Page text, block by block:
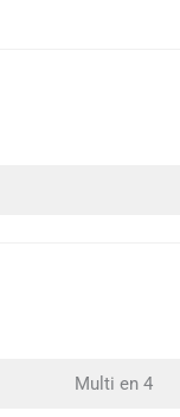
Multi en 4